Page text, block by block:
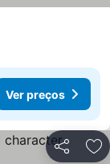
Ver preços
Partilhar